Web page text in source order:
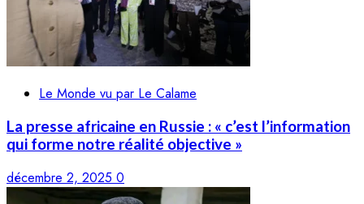
Le Monde vu par Le Calame
La presse africaine en Russie : « c’est l’information
qui forme notre réalité objective »
décembre 2, 2025 0